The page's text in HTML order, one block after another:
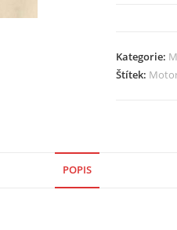
obsluze
množství
Kategorie:
Štítek:
POPIS